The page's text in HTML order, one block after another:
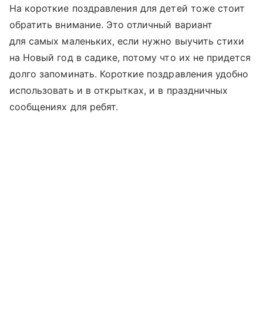
На короткие поздравления для детей тоже стоит
обратить внимание. Это отличный вариант
для самых маленьких, если нужно выучить стихи
на Новый год в садике, потому что их не придется
долго запоминать. Короткие поздравления удобно
использовать и в открытках, и в праздничных
сообщениях для ребят.